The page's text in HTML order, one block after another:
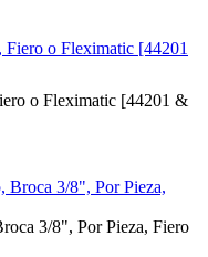
o Fleximatic [44201 &
3/8", Por Pieza, Fiero